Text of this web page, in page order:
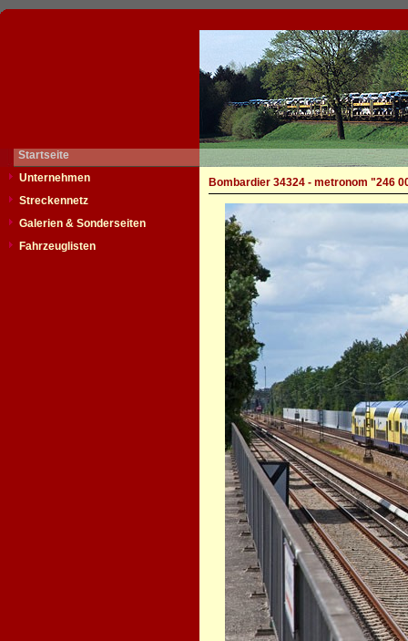
Startseite
Unternehmen
Streckennetz
Galerien & Sonderseiten
Fahrzeuglisten
Bombardier 34324 - metronom "246